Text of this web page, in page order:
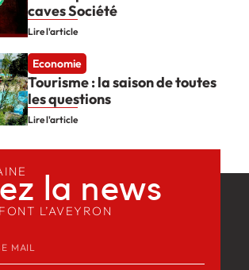
caves Société
Lire l'article
Economie
Tourisme : la saison de toutes
les questions
Lire l'article
la news​
L’AVEYRON